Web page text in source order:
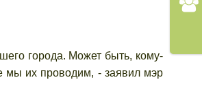
города. Может быть, кому-
мы их проводим, - заявил мэр